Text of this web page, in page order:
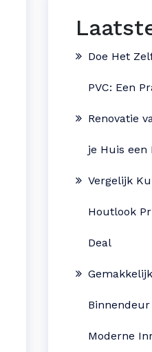
Doe Het
PVC: Een
Renovatie
je Huis een
Vergelijk
Houtlook
Deal
Moderne